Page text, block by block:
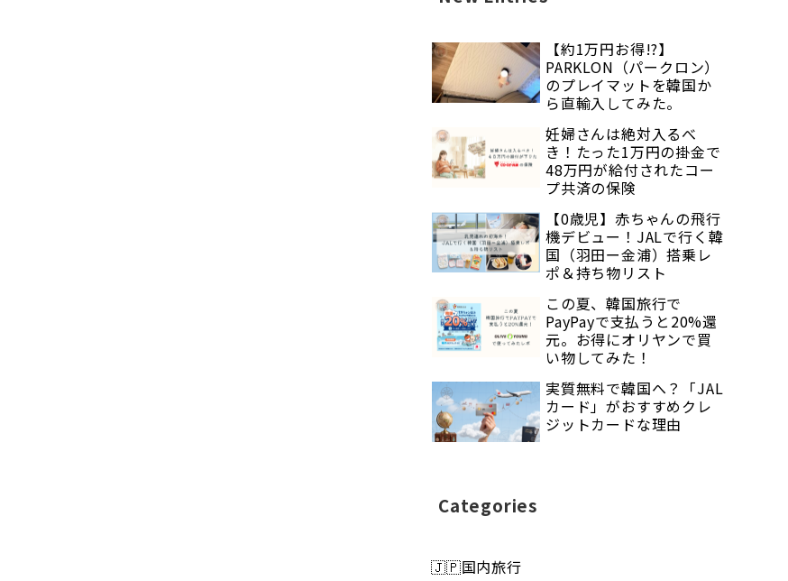
【約1万円お得!?】
PARKLON（パークロン）
のプレイマットを韓国か
ら直輸入してみた。
妊婦さんは絶対入るべ
き！たった1万円の掛金で
48万円が給付されたコー
プ共済の保険
【0歳児】赤ちゃんの飛行
機デビュー！JALで行く韓
国（羽田ー金浦）搭乗レ
ポ＆持ち物リスト
この夏、韓国旅行で
PayPayで支払うと20%還
元。お得にオリヤンで買
い物してみた！
実質無料で韓国へ？「JAL
カード」がおすすめクレ
ジットカードな理由
Categories
🇯🇵国内旅行